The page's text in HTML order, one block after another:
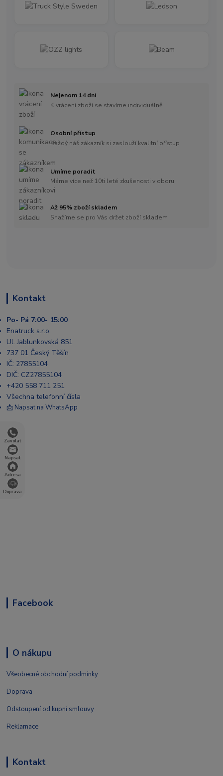
Zavolat
Napsat
Adresa
Doprava
Nejenom 14 dní
K vrácení zboží se stavíme individuálně
Osobní přístup
Každý náš zákazník si zaslouží kvalitní přístup
Umíme poradit
Máme více než 10ti leté zkušenosti v oboru
Až 95% zboží skladem
Snažíme se pro Vás držet zboží skladem
Kontakt
Po- Pá 7:00- 15:00
Enatruck s.r.o.
Ul. Jablunkovská 851
737 01 Český Těšín
IČ: 27855104
DIČ: CZ27855104
+420 558 711 251
Všechna telefonní čísla
📩 Napsat na WhatsApp
Facebook
O nákupu
Všeobecné obchodní podmínky
Doprava
Odstoupení od kupní smlouvy
Reklamace
Kontakt